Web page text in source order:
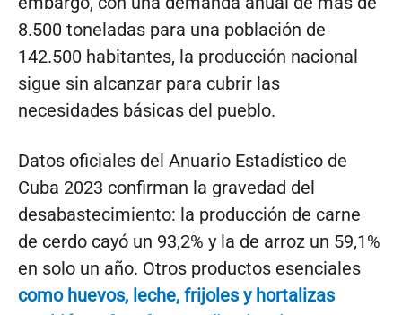
8.500 toneladas para una población de
142.500 habitantes, la producción nacional
sigue sin alcanzar para cubrir las
necesidades básicas del pueblo.
Datos oficiales del Anuario Estadístico de
Cuba 2023 confirman la gravedad del
desabastecimiento: la producción de carne
de cerdo cayó un 93,2% y la de arroz un 59,1%
en solo un año. Otros productos esenciales
como huevos, leche, frijoles y hortalizas